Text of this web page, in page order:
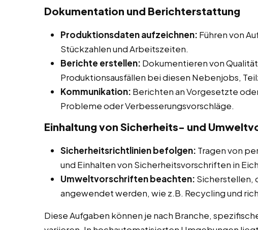
Dokumentation und Berichterstattung
Produktionsdaten aufzeichnen: Führen von
Stückzahlen und Arbeitszeiten.
Berichte erstellen: Dokumentieren von
Produktionsausfällen bei diesen Nebenjobs,
Kommunikation: Berichten an Vorgesetzte
Probleme oder Verbesserungsvorschläge.
Einhaltung von Sicherheits- und
Sicherheitsrichtlinien befolgen: Tragen von
und Einhalten von Sicherheitsvorschriften in
Umweltvorschriften beachten: Sicherstellen,
angewendet werden, wie z.B. Recycling und
Diese Aufgaben können je nach Branche,